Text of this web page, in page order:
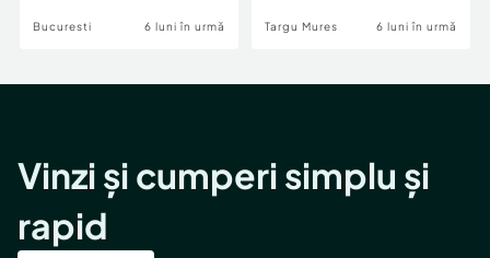
Bucuresti 6 luni în urmă Targu Mures 6 luni în urmă
Vinzi și cumperi simplu și
rapid